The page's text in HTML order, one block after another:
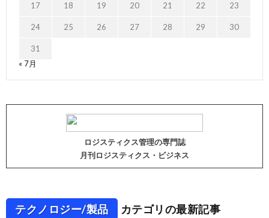
17 18 19 20 21 22 23
24 25 26 27 28 29 30
31
« 7月
ロジスティクス管理の専門誌
月刊ロジスティクス・ビジネス
テクノロジー/製品 カテゴリの最新記事